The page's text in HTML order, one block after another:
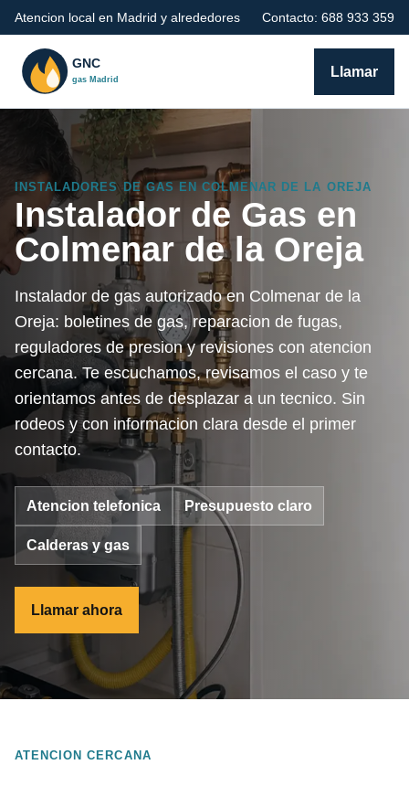
Atencion local en Madrid y alrededores Contacto: 688 933 359
Llamar
INSTALADORES DE GAS EN COLMENAR DE LA OREJA
Instalador de Gas en
Colmenar de la Oreja
Instalador de gas autorizado en Colmenar de la
Oreja: boletines de gas, reparacion de fugas,
reguladores de presion y revisiones con atencion
cercana. Te escuchamos, revisamos el caso y te
orientamos antes de desplazar a un tecnico. Sin
rodeos y con informacion clara desde el primer
contacto.
Atencion telefonica Presupuesto claro
Calderas y gas
Llamar ahora
ATENCION CERCANA